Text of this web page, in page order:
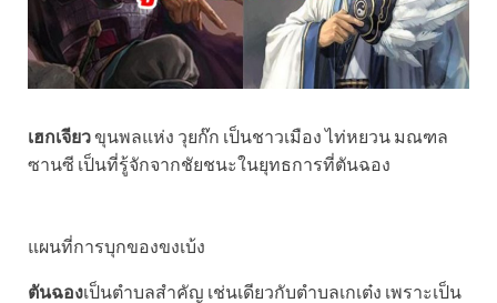
เฮกเจียวขุนพลแห่ง วุยก๊ก เป็นชาวเมือง ไท่หยวน มณฑล
ซานซี เป็นที่รู้จักจากชัยชนะในยุทธการที่ตันฉอง
แผนที่การบุกของขงเบ้ง
ตันฉองเป็นตำบลสำคัญ เช่นเดียวกับตำบลเกเต๋ง เพราะเป็น